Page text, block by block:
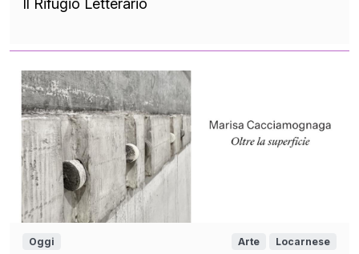
Il Rifugio Letterario
Oggi Arte Locarnese